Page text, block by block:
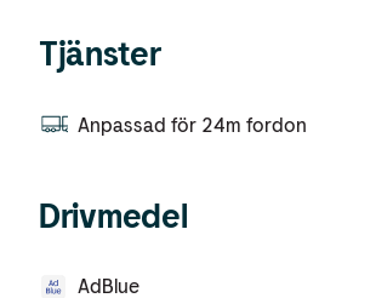
Tjänster
Anpassad för 24m fordon
Drivmedel
AdBlue